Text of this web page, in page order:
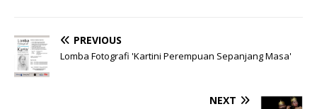
PREVIOUS
Lomba Fotografi 'Kartini Perempuan Sepanjang Masa'
NEXT